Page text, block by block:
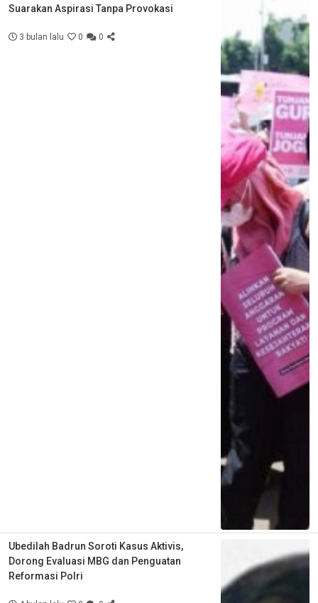
Suarakan Aspirasi Tanpa Provokasi
3 bulan lalu 0 0
Ubedilah Badrun Soroti Kasus Aktivis,
Dorong Evaluasi MBG dan Penguatan
Reformasi Polri